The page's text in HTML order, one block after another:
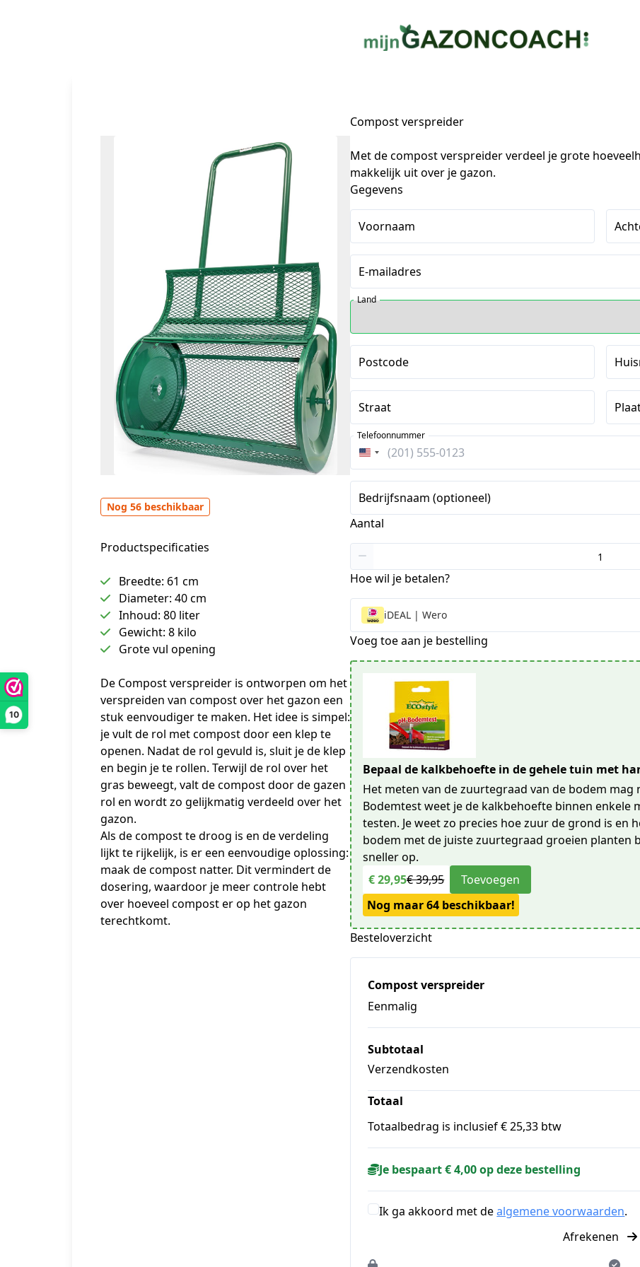
10
Nog 56 beschikbaar
Productspecificaties
Breedte: 61 cm
Diameter: 40 cm
Inhoud: 80 liter
Gewicht: 8 kilo
Grote vul opening
De Compost verspreider is ontworpen om het
verspreiden van compost over het gazon een
stuk eenvoudiger te maken. Het idee is simpel:
je vult de rol met compost door een klep te
openen. Nadat de rol gevuld is, sluit je de klep
en begin je te rollen. Terwijl de rol over het
gras beweegt, valt de compost door de gazen
rol en wordt zo gelijkmatig verdeeld over het
gazon.
Als de compost te droog is en de verdeling
lijkt te rijkelijk, is er een eenvoudige oplossing:
maak de compost natter. Dit vermindert de
dosering, waardoor je meer controle hebt
over hoeveel compost er op het gazon
terechtkomt.
Compost verspreider
Met de compost verspreider verdeel je grote
makkelijk uit over je gazon.
Gegevens
Voornaam
E-mailadres
Land
Postcode
Straat
Verenigde
Staten
+1
Telefoonnummer
Bedrijfsnaam (optioneel)
Aantal
Hoe wil je betalen?
iDEAL | Wero
Voeg toe aan je bestelling
Bepaal de kalkbehoefte in de gehele tuin met
Het meten van de zuurtegraad van de bodem
Bodemtest weet je de kalkbehoefte binnen enkele
testen. Je weet zo precies hoe zuur de grond is en
bodem met de juiste zuurtegraad groeien planten
sneller op.
€ 29,95€ 39,95
Toevoegen
Nog maar 64 beschikbaar!
Besteloverzicht
Compost verspreider
Eenmalig
Subtotaal
Verzendkosten
Totaal
Totaalbedrag is inclusief € 25,33 btw
Je bespaart € 4,00 op deze bestelling
Ik ga akkoord met dealgemene voorwaarden.
Afrekenen